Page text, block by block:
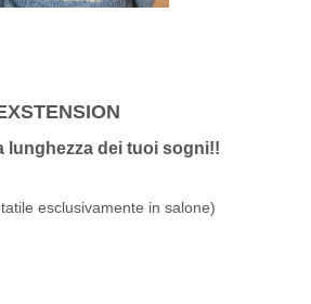
lunghezza dei tuoi sogni!!
esclusivamente in salone)